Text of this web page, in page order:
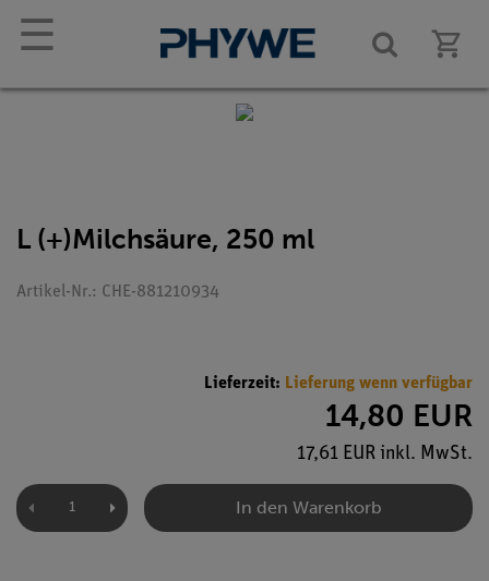
☰
L (+)Milchsäure, 250 ml
Artikel-Nr.: CHE-881210934
Lieferzeit: Lieferung wenn verfügbar
14,80 EUR
17,61 EUR inkl. MwSt.
In den Warenkorb